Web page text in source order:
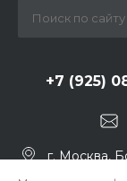
+7 (925)
г. Москва,